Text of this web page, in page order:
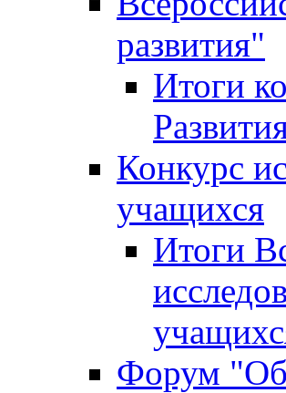
развития"
Итоги
Конкурс
учащихся
Итоги
Форум